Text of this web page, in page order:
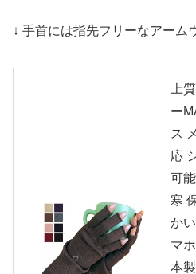
↓ 手首には指先フリーなアーム
上
ー
ス
応
可
寒
か
マ
本